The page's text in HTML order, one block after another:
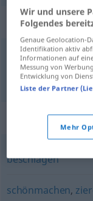
mit Ornamenten
ornamentar
beschlagen
schönmachen,
Wir und unsere
Folgendes
Genaue Geolocation-
Identifikation aktiv
Informationen auf
Messung von
Entwicklung von
Liste der Partner
Mehr